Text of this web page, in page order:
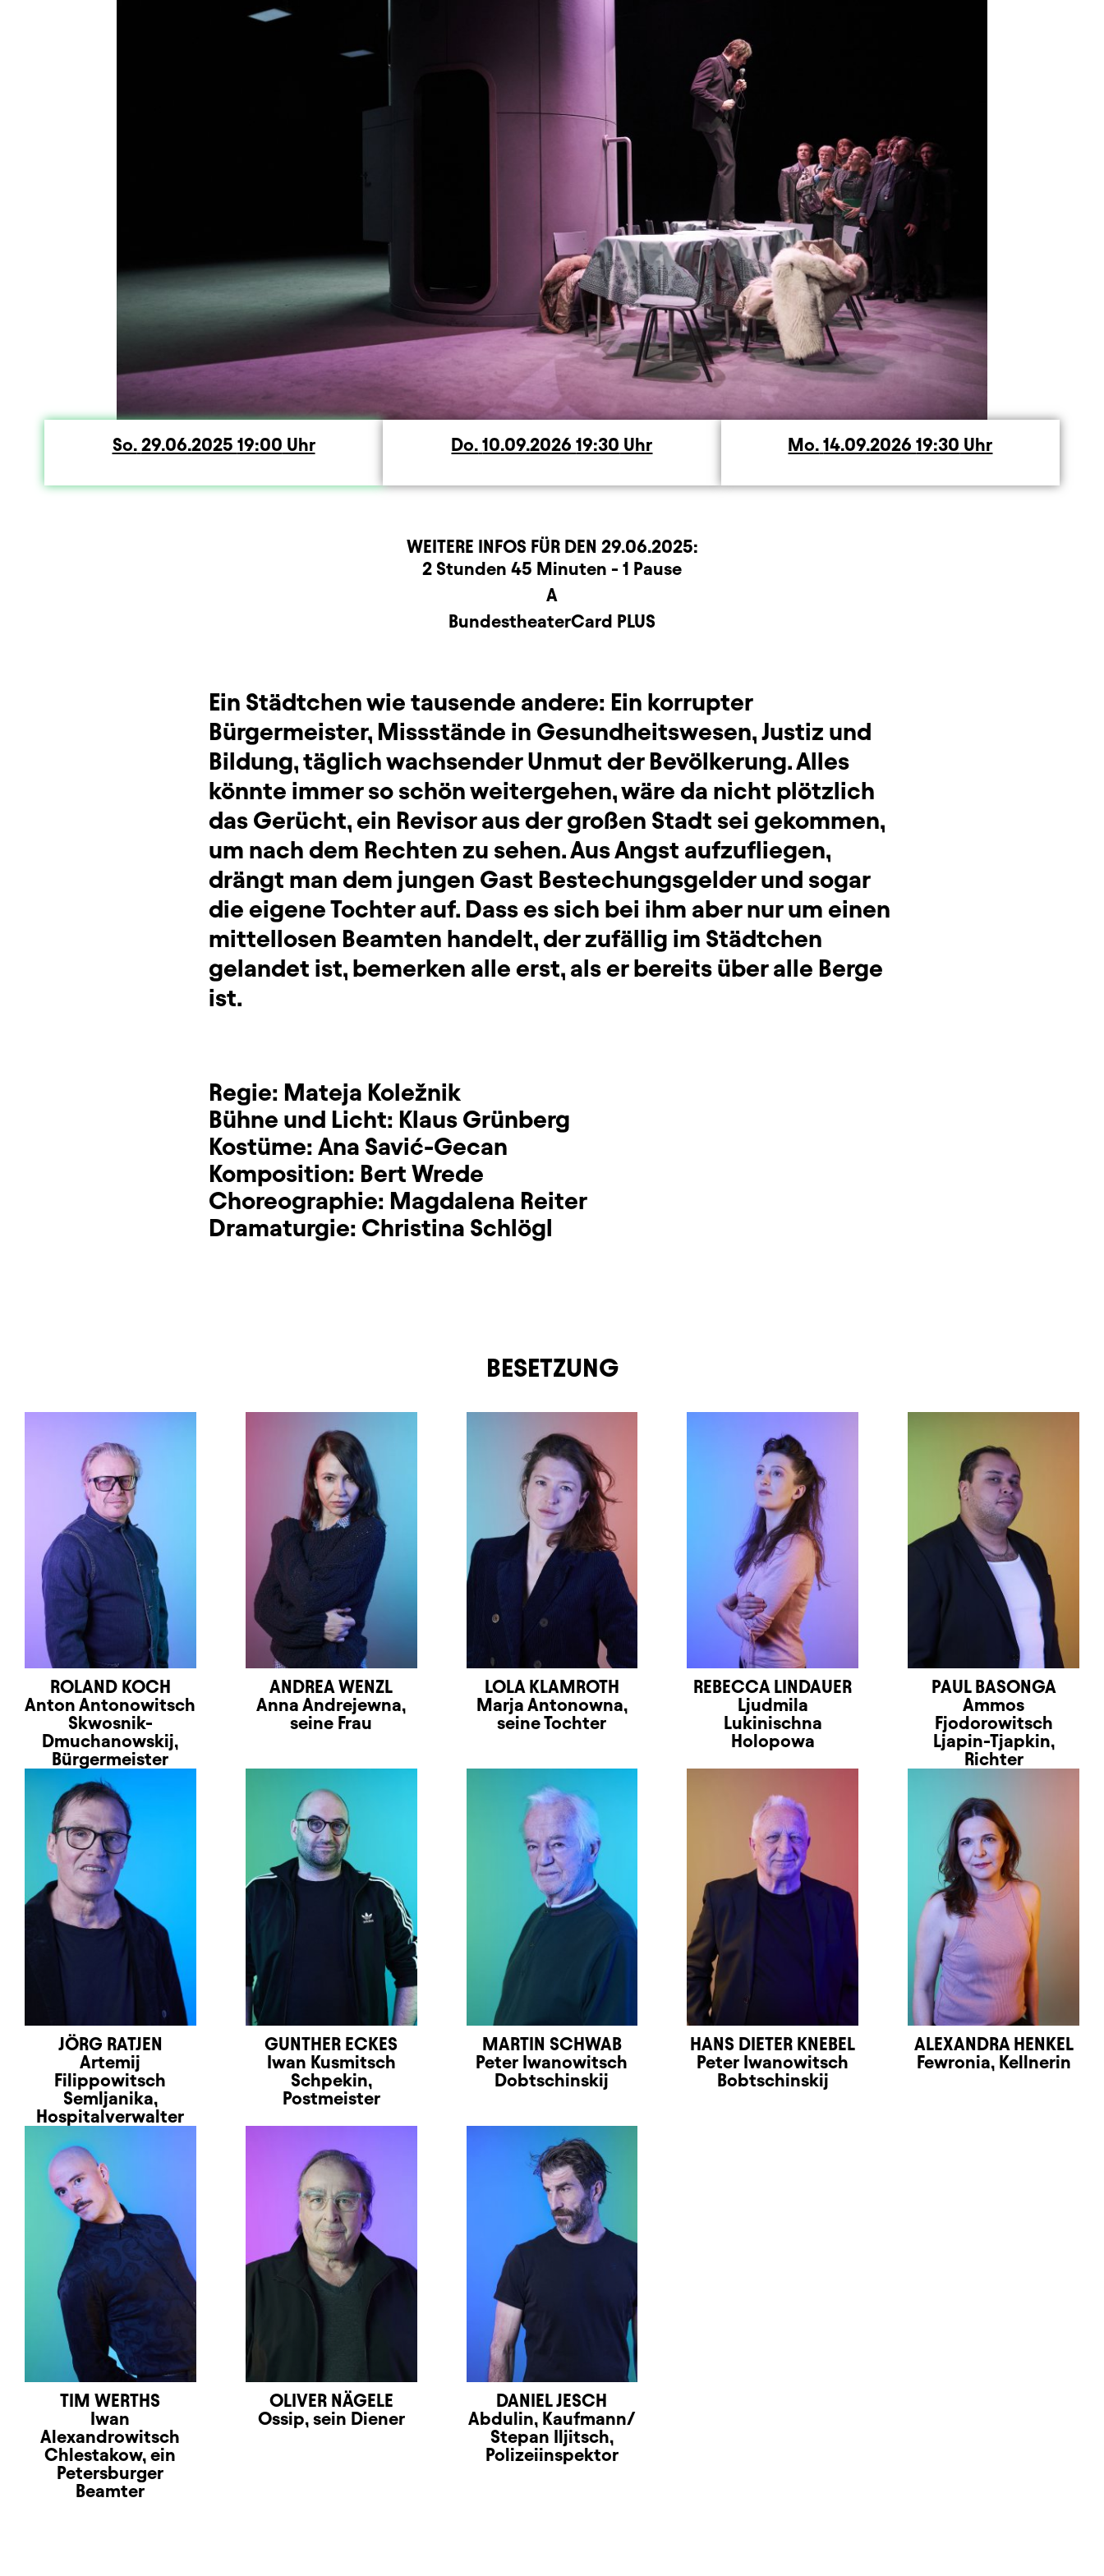
So. Sonntag
29.06.2025 19:00 Uhr Do. Donnerstag
10.09.202619:30 Uhr Mo. Montag
14.09.202619:30 Uhr
WEITERE INFOS FÜR DEN 29.06.2025:
2 Stunden 45 Minuten - 1 Pause
A
BundestheaterCard PLUS
Ein Städtchen wie tausende andere: Ein korrupter
Bürgermeister, Missstände in Gesundheitswesen, Justiz und
Bildung, täglich wachsender Unmut der Bevölkerung. Alles
könnte immer so schön weitergehen, wäre da nicht plötzlich
das Gerücht, ein Revisor aus der großen Stadt sei gekommen,
um nach dem Rechten zu sehen. Aus Angst aufzufliegen,
drängt man dem jungen Gast Bestechungsgelder und sogar
die eigene Tochter auf. Dass es sich bei ihm aber nur um einen
mittellosen Beamten handelt, der zufällig im Städtchen
gelandet ist, bemerken alle erst, als er bereits über alle Berge
ist.
Regie: Mateja Koležnik
Bühne und Licht: Klaus Grünberg
Kostüme: Ana Savić-Gecan
Komposition: Bert Wrede
Choreographie: Magdalena Reiter
Dramaturgie: Christina Schlögl
BESETZUNG
ROLAND KOCH
Anton Antonowitsch
Skwosnik-
Dmuchanowskij,
Bürgermeister
ANDREA WENZL
Anna Andrejewna,
seine Frau
LOLA KLAMROTH
Marja Antonowna,
seine Tochter
REBECCA LINDAUER
Ljudmila
Lukinischna
Holopowa
PAUL BASONGA
Ammos
Fjodorowitsch
Ljapin-Tjapkin,
Richter
JÖRG RATJEN
Artemij
Filippowitsch
Semljanika,
Hospitalverwalter
GUNTHER ECKES
Iwan Kusmitsch
Schpekin,
Postmeister
MARTIN SCHWAB
Peter Iwanowitsch
Dobtschinskij
HANS DIETER KNEBEL
Peter Iwanowitsch
Bobtschinskij
ALEXANDRA HENKEL
Fewronia, Kellnerin
TIM WERTHS
Iwan
Alexandrowitsch
Chlestakow, ein
Petersburger
Beamter
OLIVER NÄGELE
Ossip, sein Diener
DANIEL JESCH
Abdulin, Kaufmann/
Stepan Iljitsch,
Polizeiinspektor